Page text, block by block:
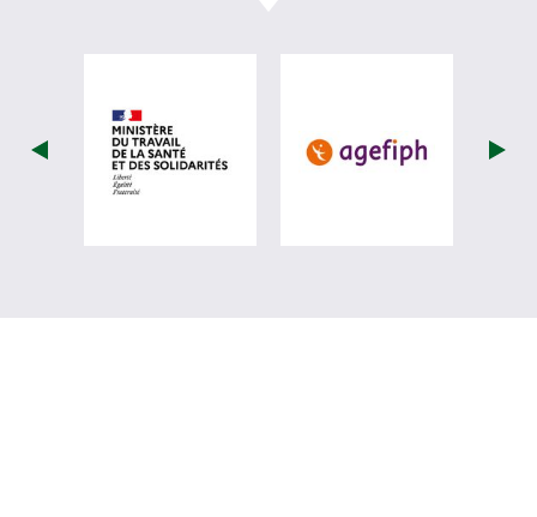
visiter les site de Ministère du travail
visiter les